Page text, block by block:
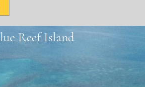
Reef Island